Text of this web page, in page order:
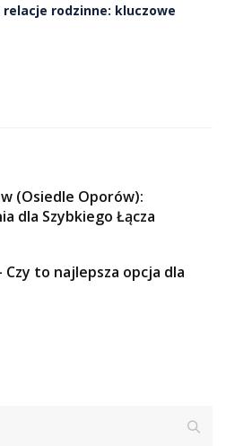
relacje rodzinne: kluczowe
(Osiedle Oporów):
dla Szybkiego Łącza
to najlepsza opcja dla